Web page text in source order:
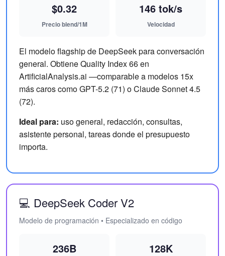
$0.32
Precio blend/1M
146 tok/s
Velocidad
El modelo flagship de DeepSeek para conversación
general. Obtiene Quality Index 66 en
ArtificialAnalysis.ai —comparable a modelos 15x
más caros como GPT-5.2 (71) o Claude Sonnet 4.5
(72).
Ideal para: uso general, redacción, consultas,
asistente personal, tareas donde el presupuesto
importa.
💻 DeepSeek Coder V2
Modelo de programación • Especializado en código
236B 128K